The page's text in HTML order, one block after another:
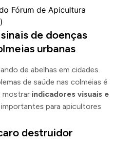
Fórum de Apicultura
de doenças
urbanas
de abelhas em cidades.
de saúde nas colmeias é
mostrar indicadores visuais e
importantes para apicultores
destruidor